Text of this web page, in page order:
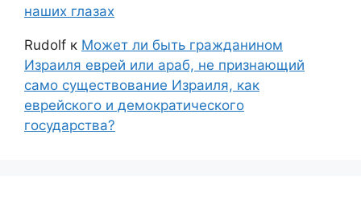
наших глазах
Rudolf к Может ли быть гражданином
Израиля еврей или араб, не признающий
само существование Израиля, как
еврейского и демократического
государства?